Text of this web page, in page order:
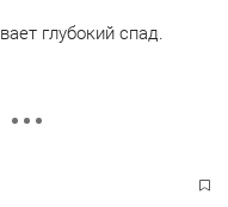
глубокий спад.